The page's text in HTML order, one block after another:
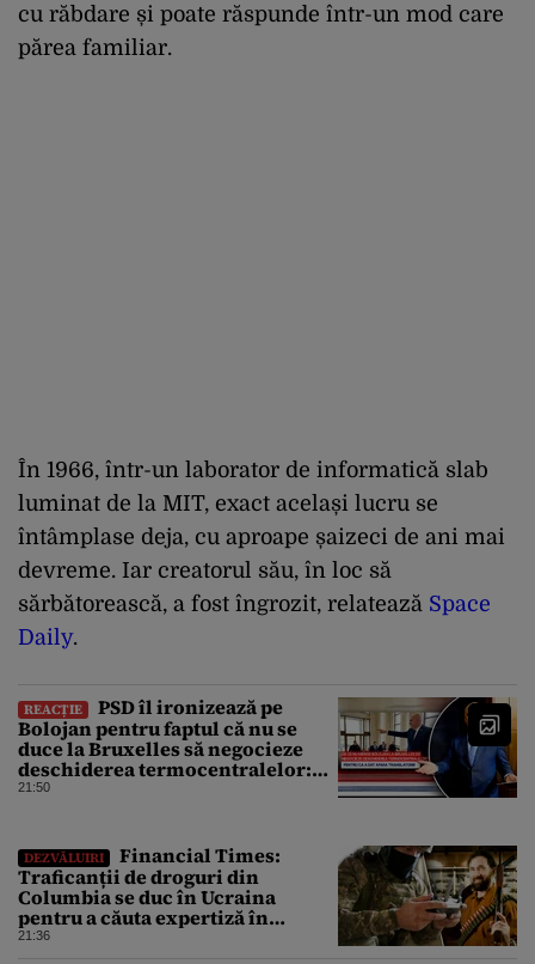
cu răbdare și poate răspunde într-un mod care
părea familiar.
În 1966, într-un laborator de informatică slab
luminat de la MIT, exact același lucru se
întâmplase deja, cu aproape șaizeci de ani mai
devreme. Iar creatorul său, în loc să
sărbătorească, a fost îngrozit, relatează Space
Daily.
REACȚIE
PSD îl ironizează pe
Bolojan pentru faptul că nu se
duce la Bruxelles să negocieze
deschiderea termocentralelor:
„Pentru că a dat afară
21:50
DEZVĂLUIRI
Financial Times:
Traficanții de droguri din
Columbia se duc în Ucraina
pentru a căuta expertiză în
domeniul dronelor
21:36